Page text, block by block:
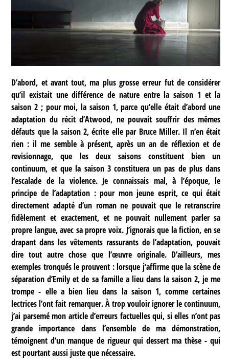
D’abord, et avant tout, ma plus grosse erreur fut de considérer
qu’il existait une différence de nature entre la saison 1 et la
saison 2 ; pour moi, la saison 1, parce qu’elle était d’abord une
adaptation du récit d’Atwood, ne pouvait souffrir des mêmes
défauts que la saison 2, écrite elle par Bruce Miller. Il n’en était
rien : il me semble à présent, après un an de réflexion et de
revisionnage, que les deux saisons constituent bien un
continuum, et que la saison 3 constituera un pas de plus dans
l’escalade de la violence. Je connaissais mal, à l’époque, le
principe de l’adaptation : pour mon jeune esprit, ce qui était
directement adapté d’un roman ne pouvait que le retranscrire
fidèlement et exactement, et ne pouvait nullement parler sa
propre langue, avec sa propre voix. J’ignorais que la fiction, en se
drapant dans les vêtements rassurants de l’adaptation, pouvait
dire tout autre chose que l’œuvre originale. D’ailleurs, mes
exemples tronqués le prouvent : lorsque j’affirme que la scène de
séparation d’Emily et de sa famille a lieu dans la saison 2, je me
trompe - elle a bien lieu dans la saison 1, comme certaines
lectrices l’ont fait remarquer. À trop vouloir ignorer le continuum,
j’ai parsemé mon article d’erreurs factuelles qui, si elles n’ont pas
grande importance dans l’ensemble de ma démonstration,
témoignent d’un manque de rigueur qui dessert ma thèse - qui
est pourtant aussi juste que nécessaire.